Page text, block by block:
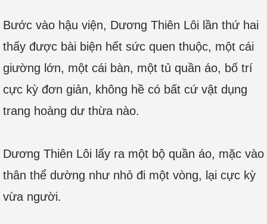
Bước vào hậu viện, Dương Thiên Lôi lần thứ hai
thấy được bài biện hết sức quen thuộc, một cái
giường lớn, một cái bàn, một tủ quần áo, bố trí
cực kỳ đơn giản, không hề có bất cứ vật dụng
trang hoàng dư thừa nào.
Dương Thiên Lôi lấy ra một bộ quần áo, mặc vào
thân thể dường như nhỏ đi một vòng, lại cực kỳ
vừa người.